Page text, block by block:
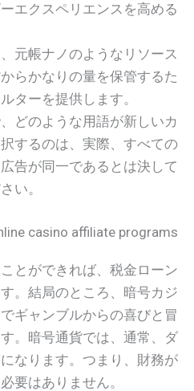
エクスペリエンスを高める
元帳ナノのようなリソース
らかなりの量を保管するた
ターを提供します。
どのような用語が新しいカ
するのは、実際、すべての
告が同一であるとは決して
い。
とができれば、税金ローン
。結局のところ、暗号カジ
ギャンブルからの喜びと冒
。暗号通貨では、通常、ダ
なります。つまり、財務が
要はありません。